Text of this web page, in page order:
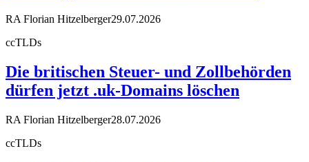
RA Florian Hitzelberger29.07.2026
ccTLDs
Die britischen Steuer- und Zollbehörden
dürfen jetzt .uk-Domains löschen
RA Florian Hitzelberger28.07.2026
ccTLDs